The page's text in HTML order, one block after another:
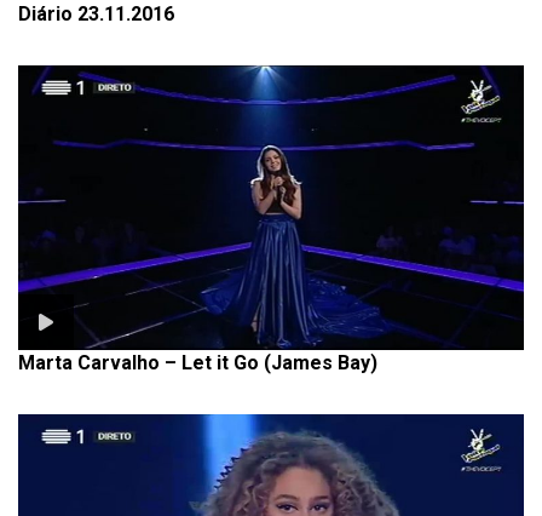
Diário 23.11.2016
Marta Carvalho – Let it Go (James Bay)